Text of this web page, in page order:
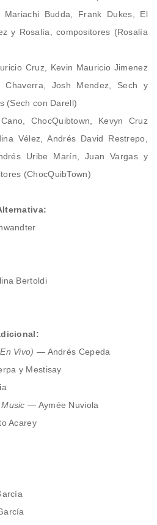
Budda, Frank Dukes, El
y Rosalía, compositores (Rosalía
Cruz, Kevin Mauricio Jimenez
Chaverra, Josh Mendez, Sech y
(Sech con Darell)
ChocQuibtown, Kevyn Cruz
Vélez, Andrés David Restrepo,
Uribe Marín, Juan Vargas y
(ChocQuibTown)
Bertoldi
Vivo) — Andrés Cepeda
y Mestisay
Music— Aymée Nuviola
Acarey